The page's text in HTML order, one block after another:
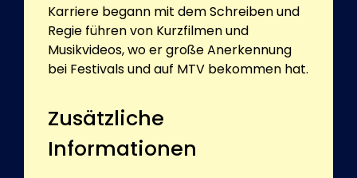
Karriere begann mit dem Schreiben und
Regie führen von Kurzfilmen und
Musikvideos, wo er große Anerkennung
bei Festivals und auf MTV bekommen hat.
Zusätzliche
Informationen